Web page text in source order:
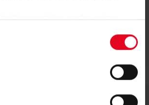
erteilen, werden weitere
persönlichen Identifikatoren oder
werden. Durch Klicken auf den
Cookies und der
jeweils angegebene Zwecke gem. §